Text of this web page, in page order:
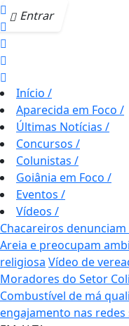
Entrar
Início /
Aparecida em Foco /
Últimas Notícias /
Concursos /
Colunistas /
Goiânia em Foco /
Eventos /
Vídeos /
Chacareiros
Areia e preocupam
religiosa Vídeo de
Moradores do Setor
Combustível de má
engajamento nas redes